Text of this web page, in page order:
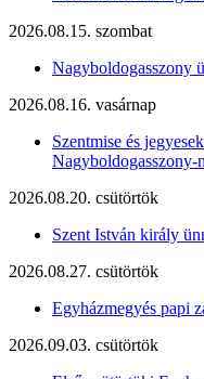
2026.08.15. szombat
Nagyboldogasszony
2026.08.16. vasárnap
Szentmise és
Nagyboldogasszony-
2026.08.20. csütörtök
Szent István király
2026.08.27. csütörtök
Egyházmegyés papi
2026.09.03. csütörtök